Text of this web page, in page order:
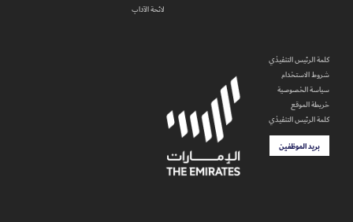
لائحة الآداب
كلمة الرئيس التنفيذي
شروط الاستخدام
سياسة الخصوصية
خريطة الموقع
كلمة الرئيس التنفيذي
بريد الموظفين